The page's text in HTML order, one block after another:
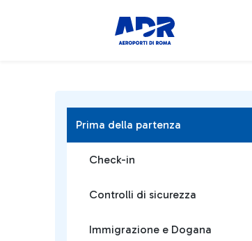
Prima della partenza
Check-in
Controlli di sicurezza
Immigrazione e Dogana